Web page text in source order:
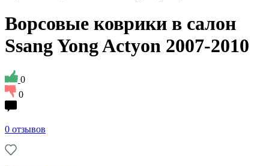
Ворсовые коврики в салон
Ssang Yong Actyon 2007-2010
0
0
0 отзывов